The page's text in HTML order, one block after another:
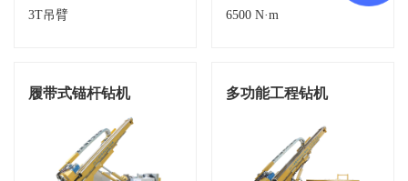
3T吊臂
6500 N·m
履带式锚杆钻机 多功能工程钻机